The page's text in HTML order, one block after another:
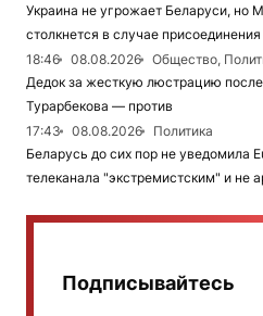
Украина не угрожает Беларуси, но
столкнется в случае
18:46
08.08.2026
Общество,
Дедок за жесткую люстрацию
Турарбекова — против
17:43
08.08.2026
Политика
Беларусь до сих пор не уведомила
телеканала "экстремистским" и не
Подписывайтесь